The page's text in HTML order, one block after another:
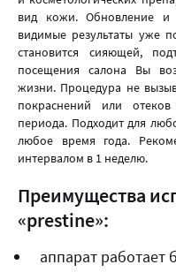
вид кожи. Обновление и
видимые результаты уже
становится сияющей,
посещения салона Вы
жизни. Процедура не
покраснений или
периода. Подходит для
любое время года.
интервалом в 1 неделю.
Преимущества
«prestine»:
аппарат работает